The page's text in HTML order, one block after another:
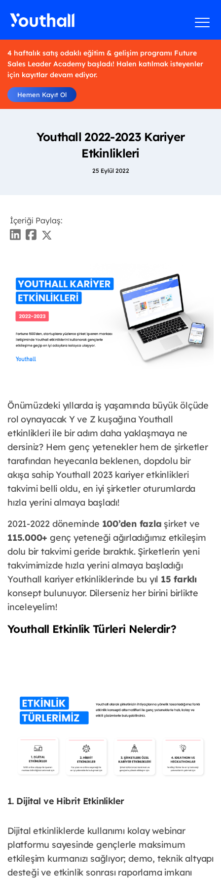
4 haftalık satış odaklı eğitim & gelişim programı Future
Sales Leader Academy başladı! Halen katılmak isteyenler
için kayıtlar devam ediyor.
Hemen Kayıt Ol
Youthall 2022-2023 Kariyer
Etkinlikleri
25 Eylül 2022
İçeriği Paylaş:
Önümüzdeki yıllarda iş yaşamında büyük ölçüde
rol oynayacak Y ve Z kuşağına Youthall
etkinlikleri ile bir adım daha yaklaşmaya ne
dersiniz? Hem genç yetenekler hem de şirketler
tarafından heyecanla beklenen, dopdolu bir
akışa sahip Youthall 2023 kariyer etkinlikleri
takvimi belli oldu, en iyi şirketler oturumlarda
hızla yerini almaya başladı!
2021-2022 döneminde 100’den fazla şirket ve
115.000+ genç yeteneği ağırladığımız etkileşim
dolu bir takvimi geride bıraktık. Şirketlerin yeni
takvimimizde hızla yerini almaya başladığı
Youthall kariyer etkinliklerinde bu yıl 15 farklı
konsept bulunuyor. Dilerseniz her birini birlikte
inceleyelim!
Youthall Etkinlik Türleri Nelerdir?
1. Dijital ve Hibrit Etkinlikler
Dijital etkinliklerde kullanımı kolay webinar
platformu sayesinde gençlerle maksimum
etkileşim kurmanızı sağlıyor; demo, teknik altyapı
desteği ve etkinlik sonrası raporlama imkanı